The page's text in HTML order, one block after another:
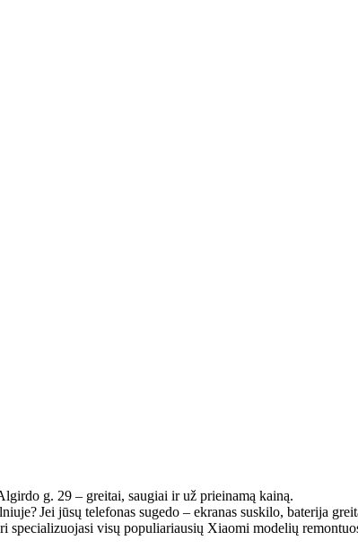
g. 29 – greitai, saugiai ir už prieinamą kainą.
Jei jūsų telefonas sugedo – ekranas suskilo, baterija
visų populiariausių Xiaomi modelių